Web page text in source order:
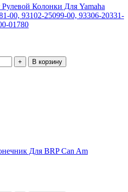
Колонки Для Yamaha
00, 93102-25099-00, 93306-20331-
01780
В корзину
Для BRP Can Am